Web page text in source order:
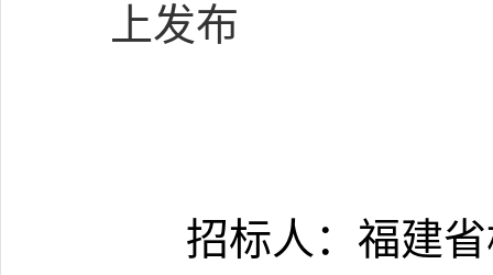
上发布
招标人：福建